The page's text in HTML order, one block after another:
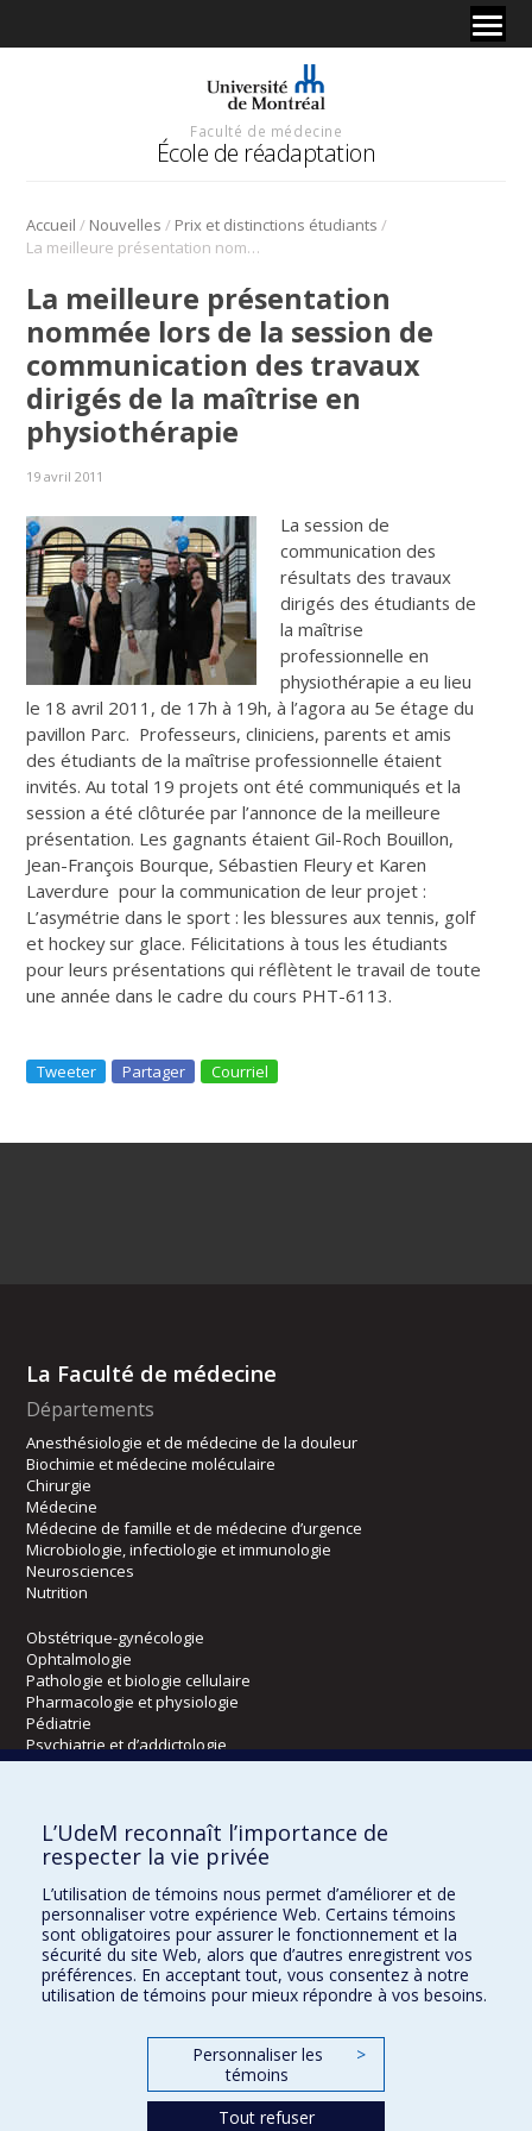
Faculté de médecine
École de réadaptation
Accueil / Nouvelles / Prix et distinctions étudiants /
La meilleure présentation nommée lors de la session de communication des travaux dirigés de la maîtrise en physiothérapie
La meilleure présentation
nommée lors de la session de
communication des travaux
dirigés de la maîtrise en
physiothérapie
19 avril 2011
La session de
communication des
résultats des travaux
dirigés des étudiants de
la maîtrise
professionnelle en
physiothérapie a eu lieu
le 18 avril 2011, de 17h à 19h, à l’agora au 5e étage du
pavillon Parc. Professeurs, cliniciens, parents et amis
des étudiants de la maîtrise professionnelle étaient
invités. Au total 19 projets ont été communiqués et la
session a été clôturée par l’annonce de la meilleure
présentation. Les gagnants étaient Gil-Roch Bouillon,
Jean-François Bourque, Sébastien Fleury et Karen
Laverdure pour la communication de leur projet :
L’asymétrie dans le sport : les blessures aux tennis, golf
et hockey sur glace. Félicitations à tous les étudiants
pour leurs présentations qui réflètent le travail de toute
une année dans le cadre du cours PHT-6113.
Tweeter Partager Courriel
La Faculté de médecine
Départements
Anesthésiologie et de médecine de la douleur
Biochimie et médecine moléculaire
Chirurgie
Médecine
Médecine de famille et de médecine d’urgence
Microbiologie, infectiologie et immunologie
Neurosciences
Nutrition
Obstétrique-gynécologie
Ophtalmologie
Pathologie et biologie cellulaire
Pharmacologie et physiologie
Pédiatrie
Psychiatrie et d’addictologie
Radiologie, radio-oncologie et médecine nucléaire
Écoles
Orthophonie et audiologie
Réadaptation
Directions
L’UdeM reconnaît l’importance de
respecter la vie privée
L’utilisation de témoins nous permet d’améliorer et de
personnaliser votre expérience Web. Certains témoins
sont obligatoires pour assurer le fonctionnement et la
sécurité du site Web, alors que d’autres enregistrent vos
préférences. En acceptant tout, vous consentez à notre
utilisation de témoins pour mieux répondre à vos besoins.
Personnaliser les
témoins
>
Tout refuser